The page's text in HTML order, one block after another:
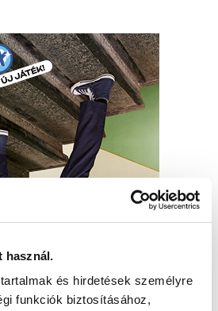
használ.
és hirdetések személyre
funkciók biztosításához,